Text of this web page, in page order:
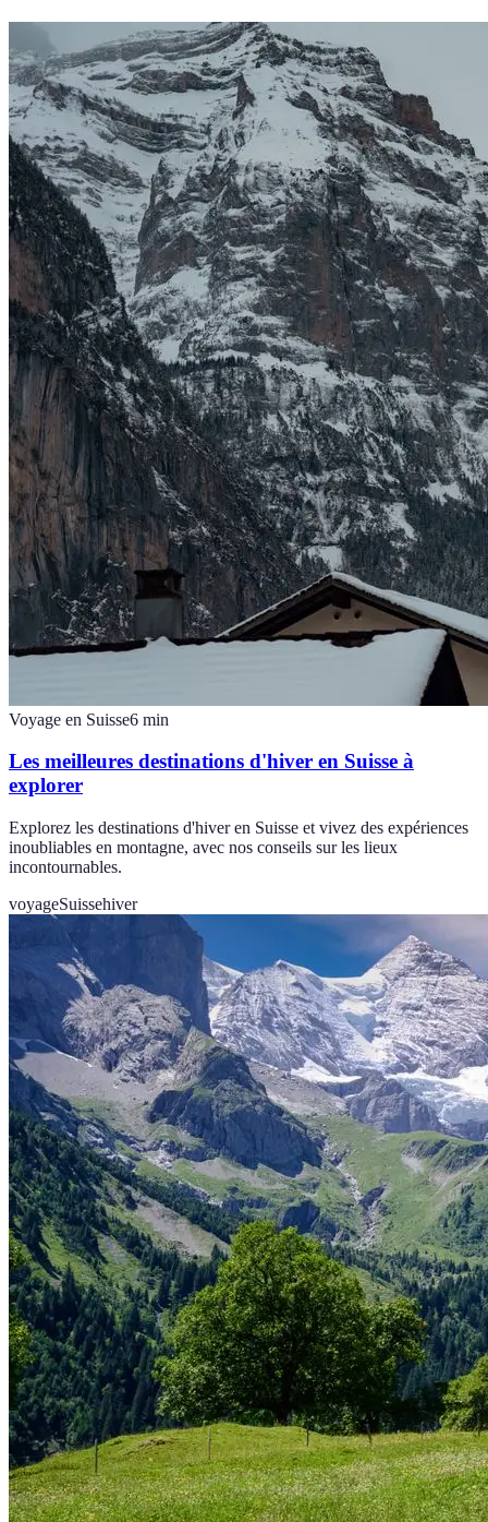
Voyage en Suisse6 min
Les meilleures destinations d'hiver en Suisse à
explorer
Explorez les destinations d'hiver en Suisse et vivez des expériences
inoubliables en montagne, avec nos conseils sur les lieux
incontournables.
voyageSuissehiver